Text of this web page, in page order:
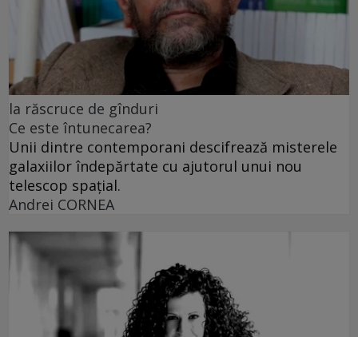
la răscruce de gînduri
Ce este întunecarea?
Unii dintre contemporani descifrează misterele
galaxiilor îndepărtate cu ajutorul unui nou
telescop spațial.
Andrei CORNEA